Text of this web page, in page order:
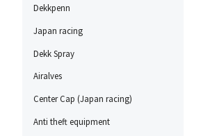
Dekkpenn
Japan racing
Dekk Spray
Airalves
Center Cap (Japan racing)
Anti theft equipment